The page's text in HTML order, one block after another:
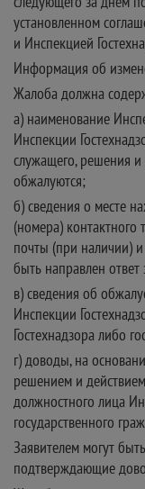
установленном
и Инспекцией
Информация об
Жалоба должна
а) наименование
Инспекции
служащего, решения и
обжалуются;
б) сведения о месте
(номера) контактного
почты (при наличии)
быть направлен ответ
в) сведения об
Инспекции
Гостехнадзора либо
г) доводы, на
решением и
должностного лица
государственного
Заявителем могут
подтверждающие